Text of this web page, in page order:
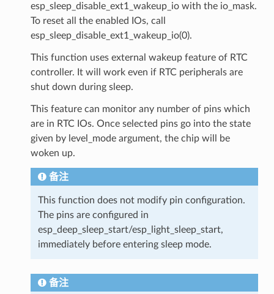
esp_sleep_disable_ext1_wakeup_io with the io_mask.
To reset all the enabled IOs, call
esp_sleep_disable_ext1_wakeup_io(0).
This function uses external wakeup feature of RTC
controller. It will work even if RTC peripherals are
shut down during sleep.
This feature can monitor any number of pins which
are in RTC IOs. Once selected pins go into the state
given by level_mode argument, the chip will be
woken up.
备注
This function does not modify pin configuration.
The pins are configured in
esp_deep_sleep_start/esp_light_sleep_start,
immediately before entering sleep mode.
备注